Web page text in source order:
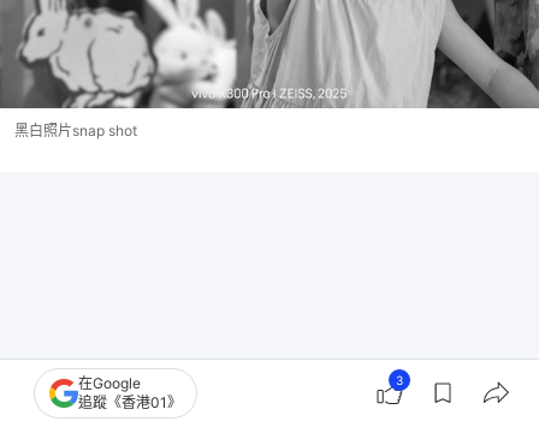
黑白照片snap shot
在Google
追蹤《香港01》
3